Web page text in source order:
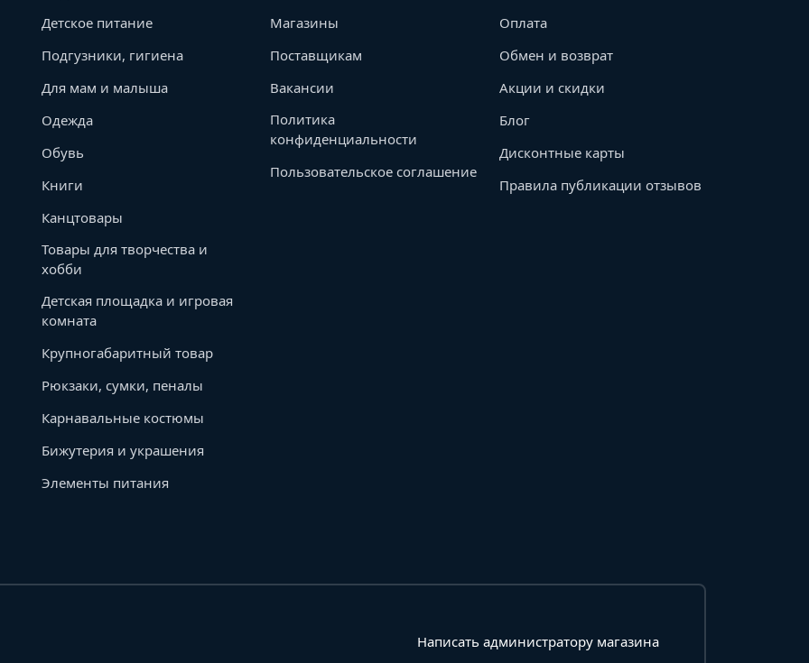
Детское питание
Подгузники, гигиена
Для мам и малыша
Одежда
Обувь
Книги
Канцтовары
Товары для творчества и
хобби
Детская площадка и игровая
комната
Крупногабаритный товар
Рюкзаки, сумки, пеналы
Карнавальные костюмы
Бижутерия и украшения
Элементы питания
Магазины
Поставщикам
Вакансии
Политика
конфиденциальности
Пользовательское соглашение
Оплата
Обмен и возврат
Акции и скидки
Блог
Дисконтные карты
Правила публикации отзывов
Написать администратору магазина